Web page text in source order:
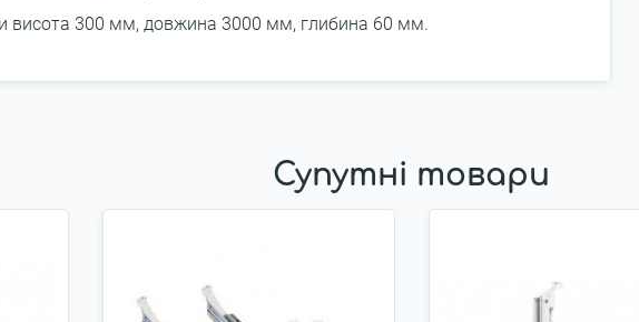
висота 300 мм, довжина 3000 мм, глибина 60 мм.
Супутні товари